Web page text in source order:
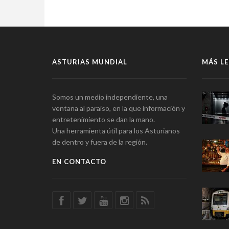
ASTURIAS MUNDIAL
Somos un medio independiente, una
ventana al paraíso, en la que información y
entretenimiento se dan la mano.
Una herramienta útil para los Asturianos
de dentro y fuera de la región.
EN CONTACTO
MÁS